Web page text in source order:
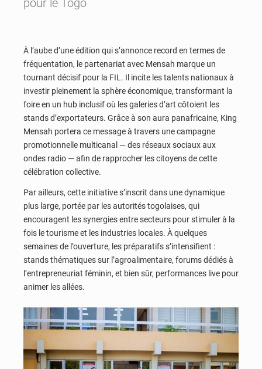
pour le Togo
À l’aube d’une édition qui s’annonce record en termes de
fréquentation, le partenariat avec Mensah marque un
tournant décisif pour la FIL. Il incite les talents nationaux à
investir pleinement la sphère économique, transformant la
foire en un hub inclusif où les galeries d’art côtoient les
stands d’exportateurs. Grâce à son aura panafricaine, King
Mensah portera ce message à travers une campagne
promotionnelle multicanal — des réseaux sociaux aux
ondes radio — afin de rapprocher les citoyens de cette
célébration collective.
Par ailleurs, cette initiative s’inscrit dans une dynamique
plus large, portée par les autorités togolaises, qui
encouragent les synergies entre secteurs pour stimuler à la
fois le tourisme et les industries locales. À quelques
semaines de l’ouverture, les préparatifs s’intensifient :
stands thématiques sur l’agroalimentaire, forums dédiés à
l’entrepreneuriat féminin, et bien sûr, performances live pour
animer les allées.